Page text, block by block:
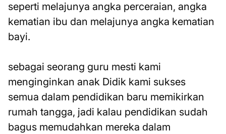
seperti melajunya angka perceraian, angka
kematian ibu dan melajunya angka kematian
bayi.
sebagai seorang guru mesti kami
menginginkan anak Didik kami sukses
semua dalam pendidikan baru memikirkan
rumah tangga, jadi kalau pendidikan sudah
bagus memudahkan mereka dalam